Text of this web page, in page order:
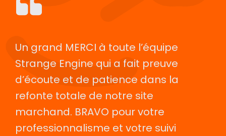
Un grand MERCI à toute l’équipe
Strange Engine qui a fait preuve
d’écoute et de patience dans la
refonte totale de notre site
marchand. BRAVO pour votre
professionnalisme et votre suivi